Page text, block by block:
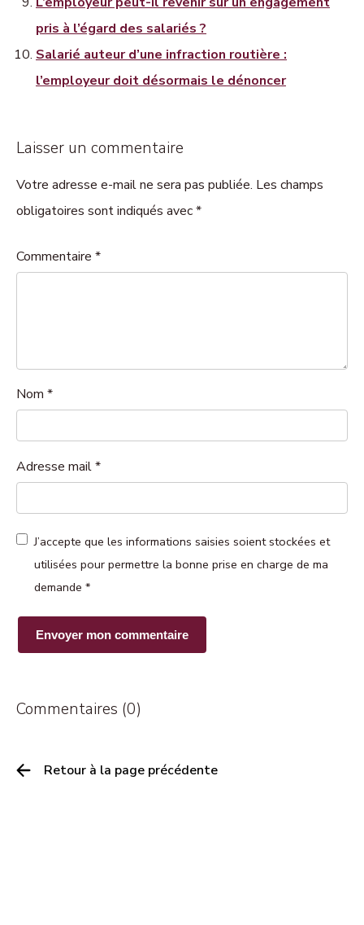
pris à l’égard des salariés ?
Salarié auteur d’une infraction routière :
l’employeur doit désormais le dénoncer
Laisser un commentaire
Votre adresse e-mail ne sera pas publiée. Les champs
obligatoires sont indiqués avec *
Commentaire *
Nom *
Adresse mail*
J’accepte que les informations saisies soient stockées et
utilisées pour permettre la bonne prise en charge de ma
demande *
Commentaires (0)
Retour à la page précédente